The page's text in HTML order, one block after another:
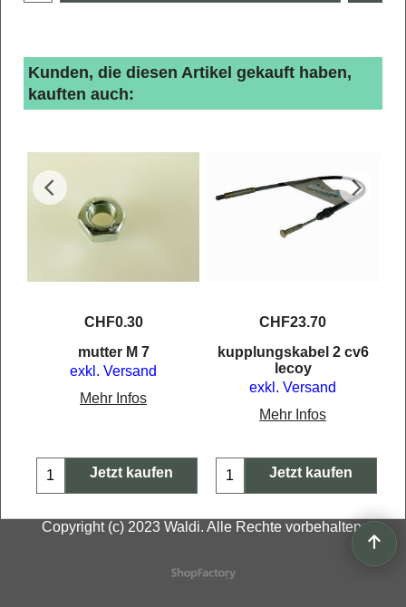
Kunden, die diesen Artikel gekauft haben,
kauften auch:
CHF0.30
mutter M 7
exkl. Versand
Mehr Infos
Jetzt kaufen
CHF23.70
kupplungskabel 2 cv6
lecoy
exkl. Versand
Mehr Infos
Jetzt kaufen
Copyright (c) 2023 Waldi. Alle Rechte vorbehalten.
WebShop erstellt mit
ShopFactory Shop